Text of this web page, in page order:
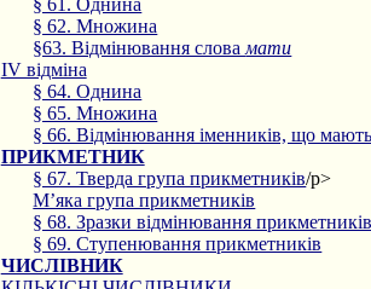
§ 62. Множина
§63. Відмінювання слова мати
IV відміна
§ 64. Однина
§ 65. Множина
§ 66. Відмінювання іменників, що
ПРИКМЕТНИК
§ 67. Тверда група прикметників/p>
М’яка група прикметників
§ 68. Зразки відмінювання
§ 69. Ступенювання прикметників
ЧИСЛІВНИК